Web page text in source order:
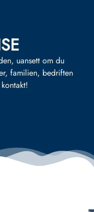
uansett om du
familien, bedriften